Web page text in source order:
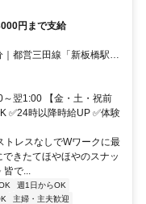
円まで支給
都営三田線「新板橋駅」
翌1:00 【金・土・祝前
✅24時以降時給UP ✅体験
トレスなしでWワークに最
きたてほやほやのスナッ
で...
週1日からOK
主婦・主夫歓迎